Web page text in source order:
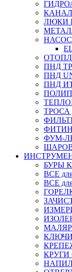
ЛЮКИ
ПНД
ПНД
ПНД
ТРОСА
ФУМ-
БУРЫ
ВСЕ
ВСЕ
КЛЮЧИ
КРУГИ